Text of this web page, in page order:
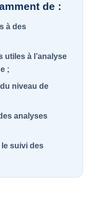
de :
à des
utiles à l’analyse
;
niveau de
analyses
suivi des